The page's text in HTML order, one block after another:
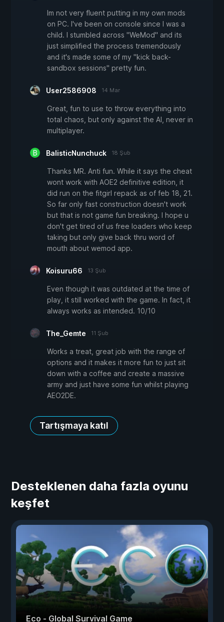
Im not very fluent putting in my own mods
on PC. I've been on console since I was a
child. I stumbled across "WeMod" and its
just simplified the process tremendously
and it's made some of my "kick back-
sandbox sessions" pretty fun.
User2586908 14 Mar
Great, fun to use to throw everything into
total chaos, but only against the AI, never in
multiplayer.
BalisticNunchuck 18 Şub
Thanks MR. Anti fun. While it says the cheat
wont work with AOE2 definitive edition, it
did run on the fitgirl repack as of feb 18, 21.
So far only fast construction doesn't work
but that is not game fun breaking. I hope u
don't get tired of us free loaders who keep
taking but only give back thru word of
mouth about wemod app.
Koisuru66 13 Şub
Even though it was outdated at the time of
play, it still worked with the game. In fact, it
always works as intended. 10/10
The_Gemte 11 Şub
Works a treat, great job with the range of
options and it makes it more fun to just sit
down with a coffee and create a massive
army and just have some fun whilst playing
AEO2DE.
Tartışmaya katıl
Desteklenen daha fazla oyunu
keşfet
Eco - Global Survival Game